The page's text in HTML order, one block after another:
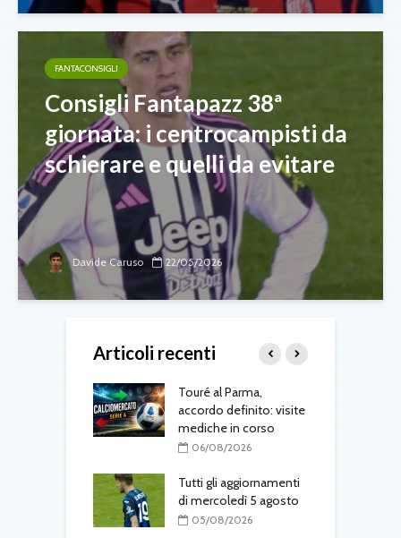
FANTACONSIGLI
Consigli Fantapazz 38ª
giornata: i centrocampisti da
schierare e quelli da evitare
Davide Caruso 22/05/2026
Articoli recenti
Touré al Parma,
accordo definito: visite
mediche in corso
06/08/2026
Tutti gli aggiornamenti
di mercoledì 5 agosto
05/08/2026